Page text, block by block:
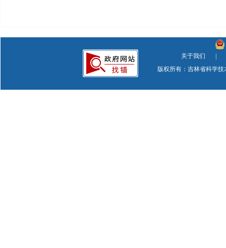
关于我们
版权所有：吉林省科学技